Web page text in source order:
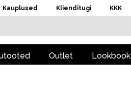
Kauplused Klienditugi KKK
Outlet Lookbook